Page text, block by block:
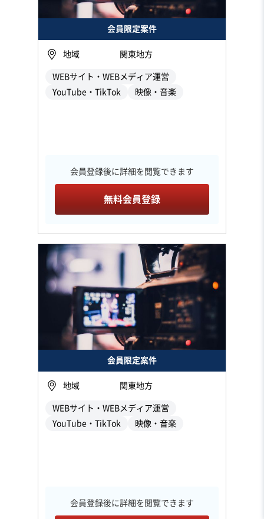
会員限定案件
地域 関東地方
WEBサイト・WEBメディア運営
YouTube・TikTok
映像・音楽
会員登録後に詳細を閲覧できます
無料会員登録
会員限定案件
地域 関東地方
WEBサイト・WEBメディア運営
YouTube・TikTok
映像・音楽
会員登録後に詳細を閲覧できます